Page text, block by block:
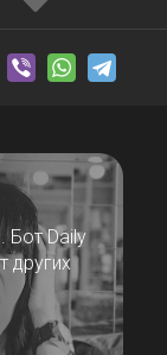
Бот Daily
других